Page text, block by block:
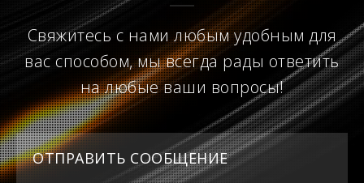
Свяжитесь с нами любым удобным для
вас способом, мы всегда рады ответить
на любые ваши вопросы!
ОТПРАВИТЬ СООБЩЕНИЕ